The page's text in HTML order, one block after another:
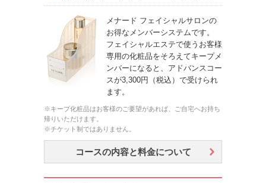
メナード フェイシャルサロンの
お得なメンバーシステムです。
フェイシャルエステで使うお客様
専用の化粧品をそろえてキープメ
ンバーになると、アドバンスコー
スが3,300円（税込）で受けられ
ます。
※キープ化粧品はお客様のご要望があれば、ご自宅へお持ち
帰りいただけます。
※チケット制ではありません。
コースの内容と料金について